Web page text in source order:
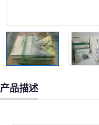
产品描述